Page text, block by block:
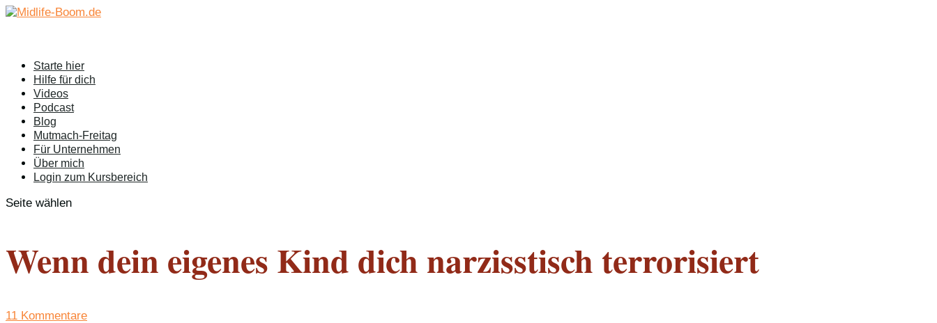
Starte hier
Hilfe für dich
Videos
Podcast
Blog
Mutmach-Freitag
Für Unternehmen
Über mich
Login zum Kursbereich
Seite wählen
Wenn dein eigenes Kind dich narzisstisch terrorisiert
11 Kommentare